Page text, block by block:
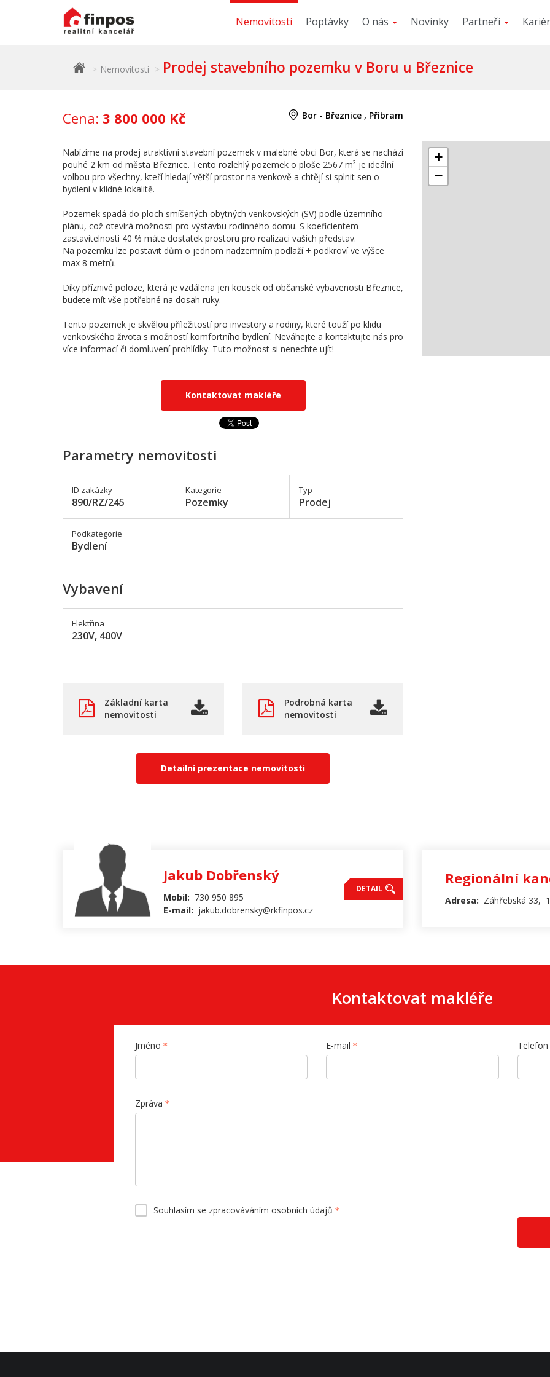
Nemovitosti Poptávky O nás Novinky Partneři
Nemovitosti Prodej stavebního pozemku v Boru u Březnice
Cena: 3 800 000 Kč Bor - Březnice , Příbram
Nabízíme na prodej atraktivní stavební pozemek v malebné obci Bor, která se nachází
pouhé 2 km od města Březnice. Tento rozlehlý pozemek o ploše 2567 m² je ideální
volbou pro všechny, kteří hledají větší prostor na venkově a chtějí si splnit sen o
bydlení v klidné lokalitě.
Pozemek spadá do ploch smíšených obytných venkovských (SV) podle územního
plánu, což otevírá možnosti pro výstavbu rodinného domu. S koeficientem
zastavitelnosti 40 % máte dostatek prostoru pro realizaci vašich představ.
Na pozemku lze postavit dům o jednom nadzemním podlaží + podkroví ve výšce
max 8 metrů.
Díky příznivé poloze, která je vzdálena jen kousek od občanské vybavenosti Březnice,
budete mít vše potřebné na dosah ruky.
Tento pozemek je skvělou příležitostí pro investory a rodiny, které touží po klidu
venkovského života s možností komfortního bydlení. Neváhejte a kontaktujte nás pro
více informací či domluvení prohlídky. Tuto možnost si nenechte ujít!
Kontaktovat makléře
Parametry nemovitosti
ID zakázky
890/RZ/245
Kategorie
Pozemky
Typ
Prodej
Podkategorie
Bydlení
Vybavení
Elektřina
230V, 400V
Základní karta
nemovitosti
Podrobná karta
nemovitosti
Detailní prezentace nemovitosti
+
−
Jakub Dobřenský
Mobil: 730 950 895
E-mail: jakub.dobrensky@rkfinpos.cz
DETAIL
Regionální
Adresa: Záhřebská 33,
Kontaktovat makléře
Jméno E-mail Telefon
Zpráva
Souhlasím se zpracováváním osobních údajů